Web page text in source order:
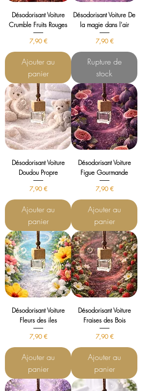
Désodorisant Voiture
Crumble Fruits Rouges
Prix
7,90 €
Ajouter au
panier
Désodorisant Voiture De
la magie dans l'air
Prix
7,90 €
Rupture de
stock
Désodorisant Voiture
Doudou Propre
Prix
7,90 €
Ajouter au
panier
Désodorisant Voiture
Figue Gourmande
Prix
7,90 €
Ajouter au
panier
Désodorisant Voiture
Fleurs des iles
Prix
7,90 €
Ajouter au
panier
Désodorisant Voiture
Fraises des Bois
Prix
7,90 €
Ajouter au
panier